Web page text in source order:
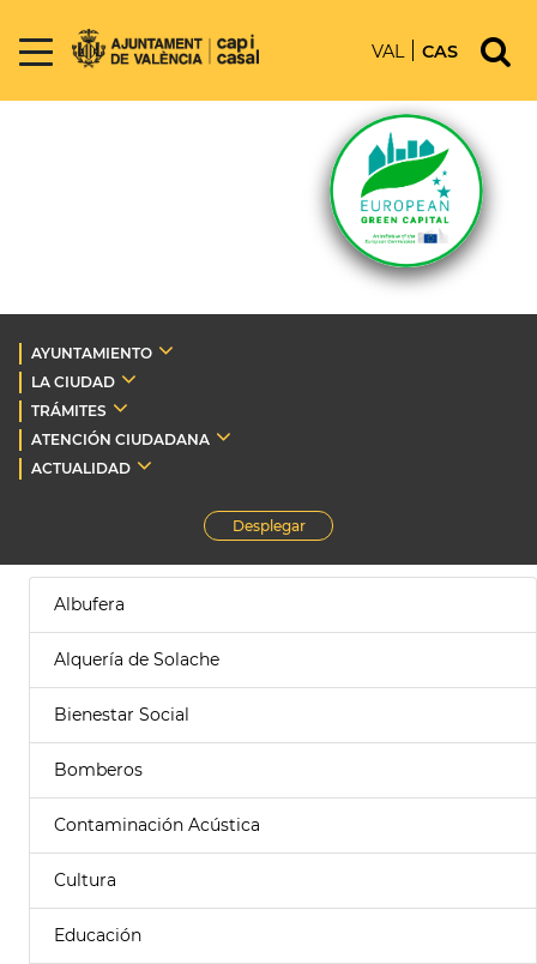
VAL CAS
AYUNTAMIENTO
LA CIUDAD
TRÁMITES
ATENCIÓN CIUDADANA
ACTUALIDAD
Desplegar
Albufera
Alquería de Solache
Bienestar Social
Bomberos
Contaminación Acústica
Cultura
Educación